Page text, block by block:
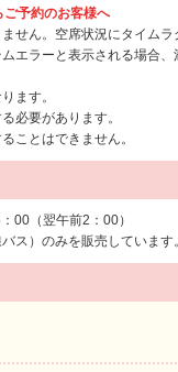
予約のお客様へ
せん。空席状況にタイムラ
エラーと表示される場合
ます。
必要があります。
ことはできません。
00（翌午前2：00）
ス）のみを販売しています